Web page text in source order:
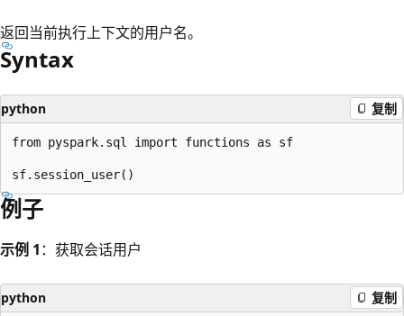
返回当前执行上下文的用户名。
Syntax
python 复制
from pyspark.sql import functions as sf
例子
示例 1 ：获取会话用户
python 复制